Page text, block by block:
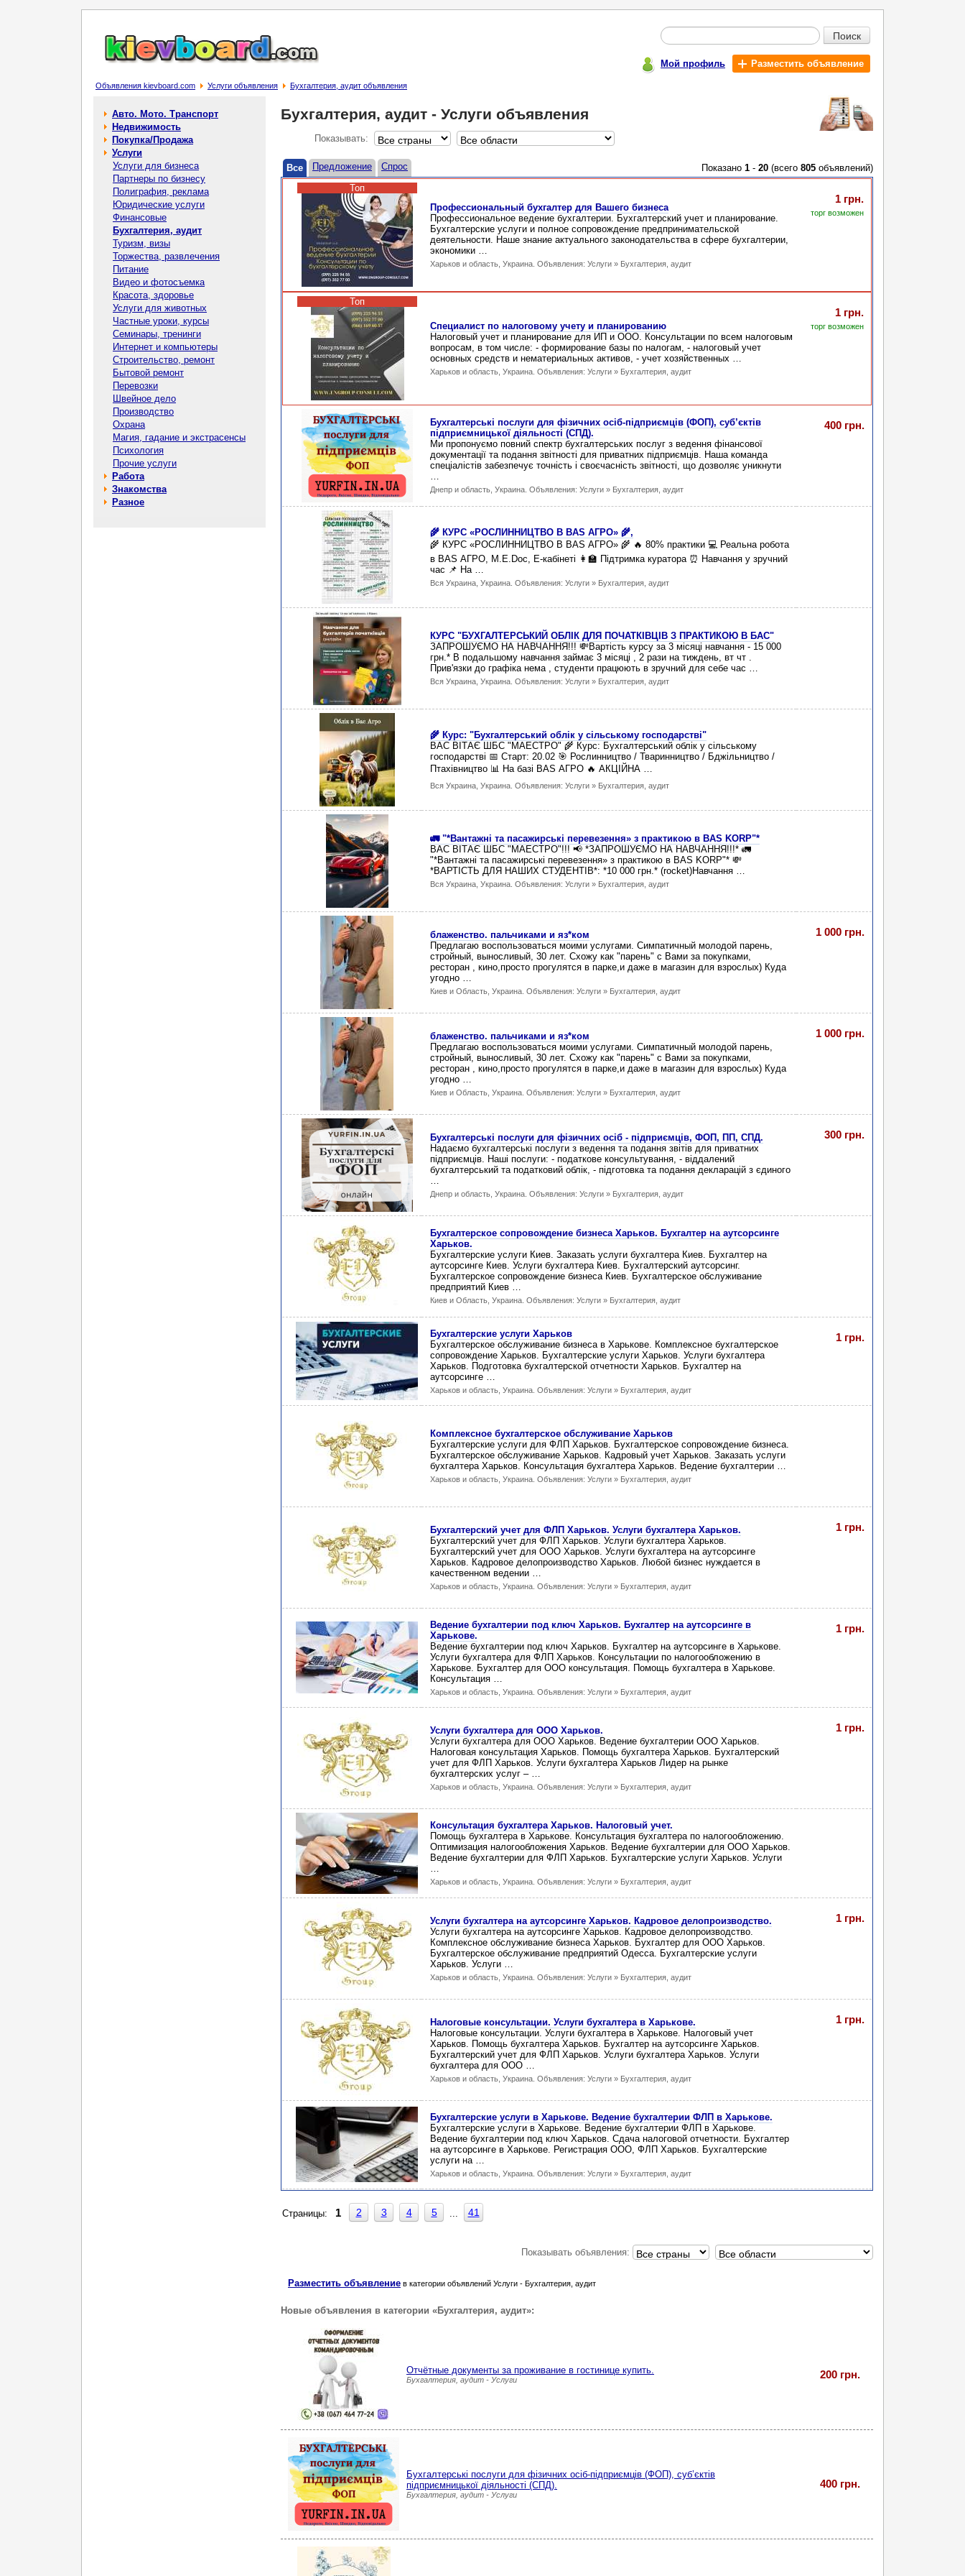
Поиск
Мой профиль Разместить объявление
Объявления kievboard.com Услуги объявления Бухгалтерия, аудит объявления
Авто. Мото. Транспорт
Недвижимость
Покупка/Продажа
Услуги
Услуги для бизнеса
Партнеры по бизнесу
Полиграфия, реклама
Юридические услуги
Финансовые
Бухгалтерия, аудит
Туризм, визы
Торжества, развлечения
Питание
Видео и фотосъемка
Красота, здоровье
Услуги для животных
Частные уроки, курсы
Семинары, тренинги
Интернет и компьютеры
Строительство, ремонт
Бытовой ремонт
Перевозки
Швейное дело
Производство
Охрана
Магия, гадание и экстрасенсы
Психология
Прочие услуги
Работа
Знакомства
Разное
Бухгалтерия, аудит - Услуги объявления
Показывать:
Все Предложение Спрос Показано 1 - 20 (всего 805 объявлений)
Топ
Профессиональный бухгалтер для Вашего бизнеса
Профессиональное ведение бухгалтерии. Бухгалтерский учет и планирование.
Бухгалтерские услуги и полное сопровождение предпринимательской
деятельности. Наше знание актуального законодательства в сфере бухгалтерии,
экономики …
Харьков и область, Украина. Объявления: Услуги » Бухгалтерия, аудит
1 грн.
торг возможен
Топ
Специалист по налоговому учету и планированию
Налоговый учет и планирование для ИП и ООО. Консультации по всем налоговым
вопросам, в том числе: - формирование базы по налогам, - налоговый учет
основных средств и нематериальных активов, - учет хозяйственных …
Харьков и область, Украина. Объявления: Услуги » Бухгалтерия, аудит
1 грн.
торг возможен
Бухгалтерські послуги для фізичних осіб-підприємців (ФОП), суб’єктів
підприємницької діяльності (СПД).
Ми пропонуємо повний спектр бухгалтерських послуг з ведення фінансової
документації та подання звітності для приватних підприємців. Наша команда
спеціалістів забезпечує точність і своєчасність звітності, що дозволяє уникнути
…
Днепр и область, Украина. Объявления: Услуги » Бухгалтерия, аудит
400 грн.
🌾 КУРС «РОСЛИННИЦТВО В BAS АГРО» 🌾,
🌾 КУРС «РОСЛИННИЦТВО В BAS АГРО» 🌾 🔥 80% практики 💻 Реальна робота
в BAS АГРО, M.E.Doc, Е-кабінеті 👩‍🏫 Підтримка куратора ⏰ Навчання у зручний
час 📌 На …
Вся Украина, Украина. Объявления: Услуги » Бухгалтерия, аудит
КУРС "БУХГАЛТЕРСЬКИЙ ОБЛІК ДЛЯ ПОЧАТКІВЦІВ З ПРАКТИКОЮ В БАС"
ЗАПРОШУЄМО НА НАВЧАННЯ!!! 💸Вартість курсу за 3 місяці навчання - 15 000
грн.* В подальшому навчання займає 3 місяці , 2 рази на тиждень, вт чт .
Прив'язки до графіка нема , студенти працюють в зручний для себе час …
Вся Украина, Украина. Объявления: Услуги » Бухгалтерия, аудит
🌾 Курс: "Бухгалтерський облік у сільському господарстві"
ВАС ВІТАЄ ШБС "МАЕСТРО" 🌾 Курс: Бухгалтерський облік у сільському
господарстві 📅 Старт: 20.02 🎯 Рослинництво / Тваринництво / Бджільництво /
Птахівництво 📊 На базі BAS АГРО 🔥 АКЦІЙНА …
Вся Украина, Украина. Объявления: Услуги » Бухгалтерия, аудит
🚛 "*Вантажні та пасажирські перевезення» з практикою в BAS KORP"*
ВАС ВІТАЄ ШБС "МАЕСТРО"!!! 📢 *ЗАПРОШУЄМО НА НАВЧАННЯ!!!* 🚛
"*Вантажні та пасажирські перевезення» з практикою в BAS KORP"* 💸
*ВАРТІСТЬ ДЛЯ НАШИХ СТУДЕНТІВ*: *10 000 грн.* (rocket)Навчання …
Вся Украина, Украина. Объявления: Услуги » Бухгалтерия, аудит
блаженство. пальчиками и яз*ком
Предлагаю воспользоваться моими услугами. Симпатичный молодой парень,
стройный, выносливый, 30 лет. Схожу как "парень" с Вами за покупками,
ресторан , кино,просто прогулятся в парке,и даже в магазин для взрослых) Куда
угодно …
Киев и Область, Украина. Объявления: Услуги » Бухгалтерия, аудит
1 000 грн.
блаженство. пальчиками и яз*ком
Предлагаю воспользоваться моими услугами. Симпатичный молодой парень,
стройный, выносливый, 30 лет. Схожу как "парень" с Вами за покупками,
ресторан , кино,просто прогулятся в парке,и даже в магазин для взрослых) Куда
угодно …
Киев и Область, Украина. Объявления: Услуги » Бухгалтерия, аудит
1 000 грн.
Бухгалтерські послуги для фізичних осіб - підприємців, ФОП, ПП, СПД.
Надаємо бухгалтерські послуги з ведення та подання звітів для приватних
підприємців. Наші послуги: - податкове консультування, - віддалений
бухгалтерський та податковий облік, - підготовка та подання декларацій з єдиного
…
Днепр и область, Украина. Объявления: Услуги » Бухгалтерия, аудит
300 грн.
Бухгалтерское сопровождение бизнеса Харьков. Бухгалтер на аутсорсинге
Харьков.
Бухгалтерские услуги Киев. Заказать услуги бухгалтера Киев. Бухгалтер на
аутсорсинге Киев. Услуги бухгалтера Киев. Бухгалтерский аутсорсинг.
Бухгалтерское сопровождение бизнеса Киев. Бухгалтерское обслуживание
предприятий Киев …
Киев и Область, Украина. Объявления: Услуги » Бухгалтерия, аудит
Бухгалтерские услуги Харьков
Бухгалтерское обслуживание бизнеса в Харькове. Комплексное бухгалтерское
сопровождение Харьков. Бухгалтерские услуги Харьков. Услуги бухгалтера
Харьков. Подготовка бухгалтерской отчетности Харьков. Бухгалтер на
аутсорсинге …
Харьков и область, Украина. Объявления: Услуги » Бухгалтерия, аудит
1 грн.
Комплексное бухгалтерское обслуживание Харьков
Бухгалтерские услуги для ФЛП Харьков. Бухгалтерское сопровождение бизнеса.
Бухгалтерское обслуживание Харьков. Кадровый учет Харьков. Заказать услуги
бухгалтера Харьков. Консультация бухгалтера Харьков. Ведение бухгалтерии …
Харьков и область, Украина. Объявления: Услуги » Бухгалтерия, аудит
Бухгалтерский учет для ФЛП Харьков. Услуги бухгалтера Харьков.
Бухгалтерский учет для ФЛП Харьков. Услуги бухгалтера Харьков.
Бухгалтерский учет для ООО Харьков. Услуги бухгалтера на аутсорсинге
Харьков. Кадровое делопроизводство Харьков. Любой бизнес нуждается в
качественном ведении …
Харьков и область, Украина. Объявления: Услуги » Бухгалтерия, аудит
1 грн.
Ведение бухгалтерии под ключ Харьков. Бухгалтер на аутсорсинге в
Харькове.
Ведение бухгалтерии под ключ Харьков. Бухгалтер на аутсорсинге в Харькове.
Услуги бухгалтера для ФЛП Харьков. Консультации по налогообложению в
Харькове. Бухгалтер для ООО консультация. Помощь бухгалтера в Харькове.
Консультация …
Харьков и область, Украина. Объявления: Услуги » Бухгалтерия, аудит
1 грн.
Услуги бухгалтера для ООО Харьков.
Услуги бухгалтера для ООО Харьков. Ведение бухгалтерии ООО Харьков.
Налоговая консультация Харьков. Помощь бухгалтера Харьков. Бухгалтерский
учет для ФЛП Харьков. Услуги бухгалтера Харьков Лидер на рынке
бухгалтерских услуг – …
Харьков и область, Украина. Объявления: Услуги » Бухгалтерия, аудит
1 грн.
Консультация бухгалтера Харьков. Налоговый учет.
Помощь бухгалтера в Харькове. Консультация бухгалтера по налогообложению.
Оптимизация налогообложения Харьков. Ведение бухгалтерии для ООО Харьков.
Ведение бухгалтерии для ФЛП Харьков. Бухгалтерские услуги Харьков. Услуги
…
Харьков и область, Украина. Объявления: Услуги » Бухгалтерия, аудит
Услуги бухгалтера на аутсорсинге Харьков. Кадровое делопроизводство.
Услуги бухгалтера на аутсорсинге Харьков. Кадровое делопроизводство.
Комплексное обслуживание бизнеса Харьков. Бухгалтер для ООО Харьков.
Бухгалтерское обслуживание предприятий Одесса. Бухгалтерские услуги
Харьков. Услуги …
Харьков и область, Украина. Объявления: Услуги » Бухгалтерия, аудит
1 грн.
Налоговые консультации. Услуги бухгалтера в Харькове.
Налоговые консультации. Услуги бухгалтера в Харькове. Налоговый учет
Харьков. Помощь бухгалтера Харьков. Бухгалтер на аутсорсинге Харьков.
Бухгалтерский учет для ФЛП Харьков. Услуги бухгалтера Харьков. Услуги
бухгалтера для ООО …
Харьков и область, Украина. Объявления: Услуги » Бухгалтерия, аудит
1 грн.
Бухгалтерские услуги в Харькове. Ведение бухгалтерии ФЛП в Харькове.
Бухгалтерские услуги в Харькове. Ведение бухгалтерии ФЛП в Харькове.
Ведение бухгалтерии под ключ Харьков. Сдача налоговой отчетности. Бухгалтер
на аутсорсинге в Харькове. Регистрация ООО, ФЛП Харьков. Бухгалтерские
услуги на …
Харьков и область, Украина. Объявления: Услуги » Бухгалтерия, аудит
Страницы: 1 2 3 4 5 ... 41
Показывать объявления:
Разместить объявление в категории объявлений Услуги - Бухгалтерия, аудит
Новые объявления в категории «Бухгалтерия, аудит»:
Отчётные документы за проживание в гостинице купить.
Бухгалтерия, аудит - Услуги 200 грн.
Бухгалтерські послуги для фізичних осіб-підприємців (ФОП), суб’єктів
підприємницької діяльності (СПД).
Бухгалтерия, аудит - Услуги
400 грн.